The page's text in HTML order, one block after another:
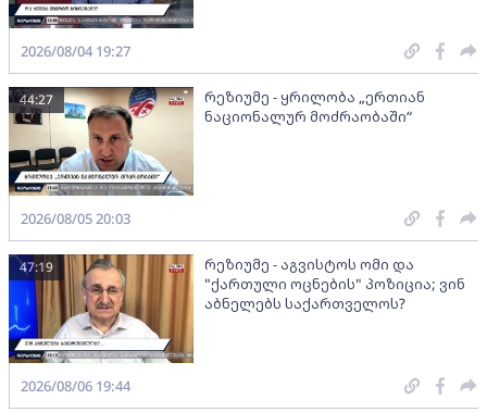
2026/08/04 19:27
რეზიუმე - ყრილობა „ერთიან
ნაციონალურ მოძრაობაში“
44:27
2026/08/05 20:03
რეზიუმე - აგვისტოს ომი და
"ქართული ოცნების" პოზიცია; ვინ
აბნელებს საქართველოს?
47:19
2026/08/06 19:44